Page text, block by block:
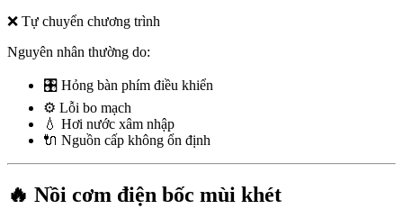
❌ Tự chuyển chương trình
Nguyên nhân thường do:
🎛️ Hỏng bàn phím điều khiển
⚙️ Lỗi bo mạch
💧 Hơi nước xâm nhập
🔌 Nguồn cấp không ổn định
🔥 Nồi cơm điện bốc mùi khét